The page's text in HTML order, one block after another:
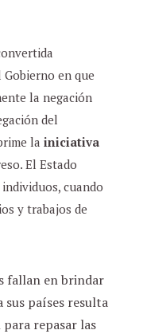
en que
la negación
del
la iniciativa
El Estado
cuando
y trabajos de
fallan en brindar
sus países resulta
repasar las